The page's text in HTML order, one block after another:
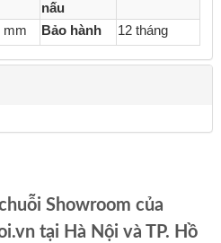
nấu
mm Bảo hành 12 tháng
Showroom của
tại Hà Nội và TP. Hồ